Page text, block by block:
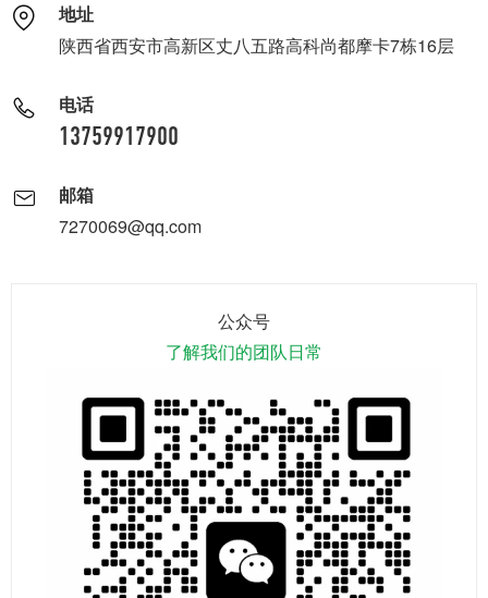
地址
陕西省西安市高新区丈八五路高科尚都摩卡7栋16层
电话
13759917900
邮箱
7270069@qq.com
公众号
了解我们的团队日常